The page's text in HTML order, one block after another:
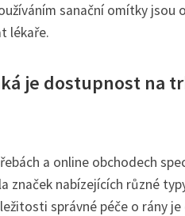
sanační omítky jsou
lékaře.
je dostupnost na
a online obchodech
značek nabízejících různé
správné péče o rány